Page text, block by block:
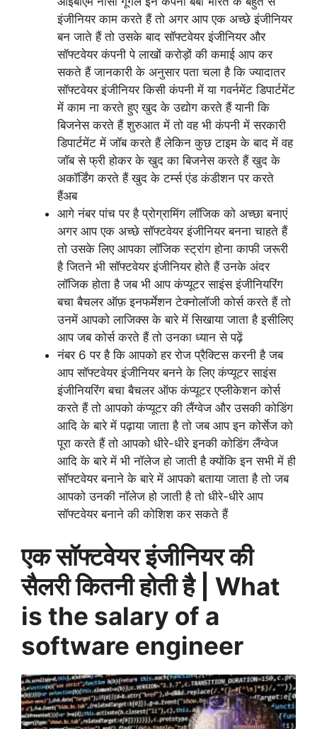
इंजीनियर काम करते हैं तो अगर आप एक अच्छे इंजीनियर
बन जाते हैं तो उसके बाद सॉफ्टवेयर इंजीनियर और
सॉफ्टवेयर कंपनी पे लाखों करोड़ों की कमाई आप कर
सकते हैं जानकारी के अनुसार पता चला है कि ज्यादातर
सॉफ्टवेयर इंजीनियर किसी कंपनी में या गवर्नमेंट डिपार्टमेंट
में काम ना करते हुए खुद के उद्योग करते हैं यानी कि
बिजनेस करते हैं शुरुआत में तो वह भी कंपनी में सरकारी
डिपार्टमेंट में जॉब करते हैं लेकिन कुछ टाइम के बाद में वह
जॉब से फ्री होकर के खुद का बिजनेस करते हैं खुद के
अकॉर्डिंग करते हैं खुद के टर्म्स एंड कंडीशन पर करते
हैंअब
आगे नंबर पांच पर है प्रोग्रामिंग लॉजिक को अच्छा बनाएं
अगर आप एक अच्छे सॉफ्टवेयर इंजीनियर बनना चाहते हैं
तो उसके लिए आपका लॉजिक स्ट्रांग होना काफी जरूरी
है जितने भी सॉफ्टवेयर इंजीनियर होते हैं उनके अंदर
लॉजिक होता है जब भी आप कंप्यूटर साइंस इंजीनियरिंग
बचा बैचलर ऑफ़ इनफर्मेशन टेक्नोलॉजी कोर्स करते हैं तो
उनमें आपको लाजिक्स के बारे में सिखाया जाता है इसीलिए
आप जब कोर्स करते हैं तो उनका ध्यान से पढ़ें
नंबर 6 पर है कि आपको हर रोज प्रैक्टिस करनी है जब
आप सॉफ्टवेयर इंजीनियर बनने के लिए कंप्यूटर साइंस
इंजीनियरिंग बचा बैचलर ऑफ कंप्यूटर एप्लीकेशन कोर्स
करते हैं तो आपको कंप्यूटर की लैंग्वेज और उसकी कोडिंग
आदि के बारे में पढ़ाया जाता है तो जब आप इन कोर्सेज को
पूरा करते हैं तो आपको धीरे-धीरे इनकी कोडिंग लैंग्वेज
आदि के बारे में भी नॉलेज हो जाती है क्योंकि इन सभी में ही
सॉफ्टवेयर बनाने के बारे में आपको बताया जाता है तो जब
आपको उनकी नॉलेज हो जाती है तो धीरे-धीरे आप
सॉफ्टवेयर बनाने की कोशिश कर सकते हैं
एक सॉफ्टवेयर इंजीनियर की
सैलरी कितनी होती है | What
is the salary of a
software engineer